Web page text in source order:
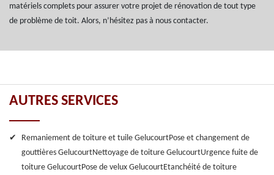
matériels complets pour assurer votre projet de rénovation de tout type
de problème de toit. Alors, n’hésitez pas à nous contacter.
AUTRES SERVICES
Remaniement de toiture et tuile GelucourtPose et changement de
gouttières GelucourtNettoyage de toiture GelucourtUrgence fuite de
toiture GelucourtPose de velux GelucourtEtanchéité de toiture